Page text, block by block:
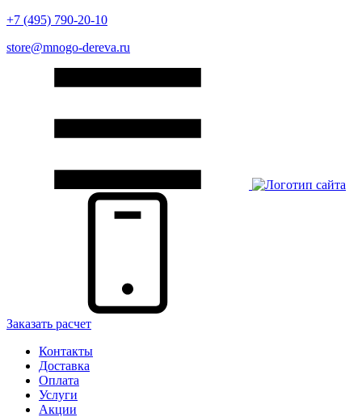
+7 (495) 790-20-10
store@mnogo-dereva.ru
Заказать расчет
Контакты
Доставка
Оплата
Услуги
Акции